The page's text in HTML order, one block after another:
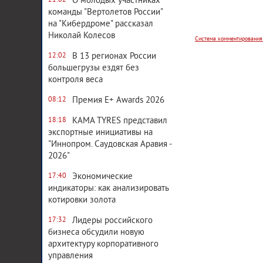
команды "Вертолетов России"
на "Кибердроме" рассказал
Николай Колесов
12:02
В 13 регионах России
большегрузы ездят без
контроля веса
08:12 Премия E+ Awards 2026
18:18
KAMA TYRES представил
экспортные инициативы на
"Иннопром. Саудовская Аравия -
2026"
17:40
Экономические
индикаторы: как анализировать
котировки золота
17:32
Лидеры российского
бизнеса обсудили новую
архитектуру корпоративного
управления
Система